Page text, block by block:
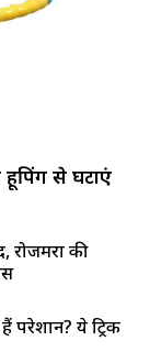
से घटाएं
की
परेशान? ये ट्रिक